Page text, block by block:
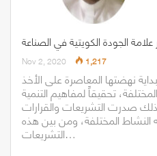
علامة الجودة الكويتية في الصناعة
Nov 2, 2020 1,217
نهضتها المعاصرة على الأخذ
تحقيقاً لمفاهيم التنمية
لذلك صدرت التشريعات والقرارات
النشاط المختلفة، ومن بين هذه
التشريعات…